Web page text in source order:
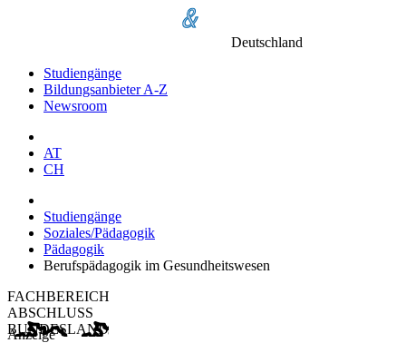
Deutschland
Studiengänge
Bildungsanbieter A-Z
Newsroom
AT
CH
Studiengänge
Soziales/Pädagogik
Pädagogik
Berufspädagogik im Gesundheitswesen
FACHBEREICH
ABSCHLUSS
BUNDESLAND
Anzeige